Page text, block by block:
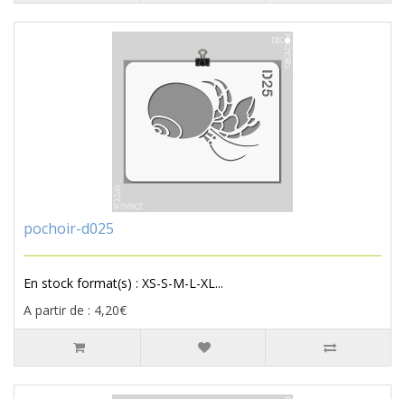
pochoir-d025
En stock format(s) : XS-S-M-L-XL...
A partir de : 4,20€